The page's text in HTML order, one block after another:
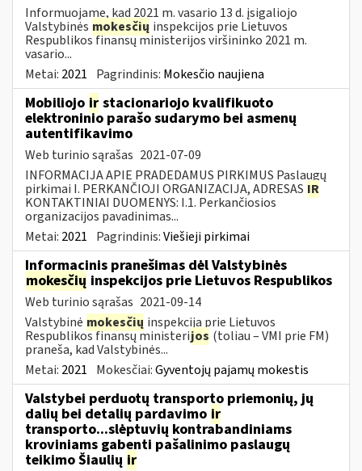
Informuojame, kad 2021 m. vasario 13 d. įsigaliojo
Valstybinės mokesčių inspekcijos prie Lietuvos
Respublikos finansų ministerijos viršininko 2021 m.
vasario...
Metai: 2021 Pagrindinis: Mokesčio naujiena
Mobiliojo ir stacionariojo kvalifikuoto
elektroninio parašo sudarymo bei asmenų
autentifikavimo
Web turinio sąrašas 2021-07-09
INFORMACIJA APIE PRADEDAMUS PIRKIMUS Paslaugų
pirkimai I. PERKANČIOJI ORGANIZACIJA, ADRESAS IR
KONTAKTINIAI DUOMENYS: I.1. Perkančiosios
organizacijos pavadinimas...
Metai: 2021 Pagrindinis:Viešieji pirkimai
Informacinis pranešimas dėl Valstybinės
mokesčių inspekcijos prie Lietuvos Respublikos
Web turinio sąrašas 2021-09-14
Valstybinė mokesčių inspekcija prie Lietuvos
Respublikos finansų ministerijos (toliau – VMI prie FM)
praneša, kad Valstybinės...
Metai: 2021 Mokesčiai:Gyventojų pajamų mokestis
Valstybei perduotų transporto priemonių, jų
dalių bei detalių pardavimo ir
transporto...slėptuvių kontrabandiniams
kroviniams gabenti pašalinimo paslaugų
teikimo Šiaulių ir